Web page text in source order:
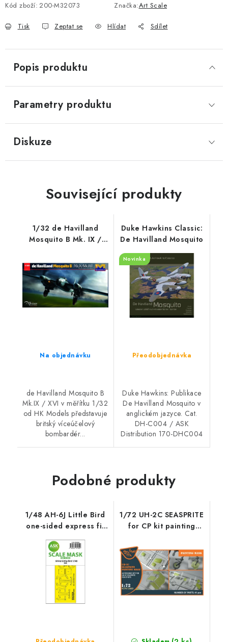
Kód zboží: 200-M32073 Značka:Art Scale
Tisk Zeptat se Hlídat Sdílet
Popis produktu
Parametry produktu
Diskuze
Související produkty
1/32 de Havilland
Mosquito B Mk. IX /
Na objednávku
de Havilland Mosquito B
Mk.IX / XVI v měřítku 1/32
od HK Models představuje
britský víceúčelový
bombardér...
Duke Hawkins Classic:
De Havilland Mosquito
Novinka
Přeodobjednávka
Duke Hawkins: Publikace
De Havilland Mosquito v
anglickém jazyce. Cat.
DH-C004 / ASK
Distribution 170-DHC004
Podobné produkty
1/48 AH-6J Little Bird
one-sided express fit
1/72 UH-2C SEASPRITE
for CP kit painting
kabuki paper" -
Accessories - Clear
Prop